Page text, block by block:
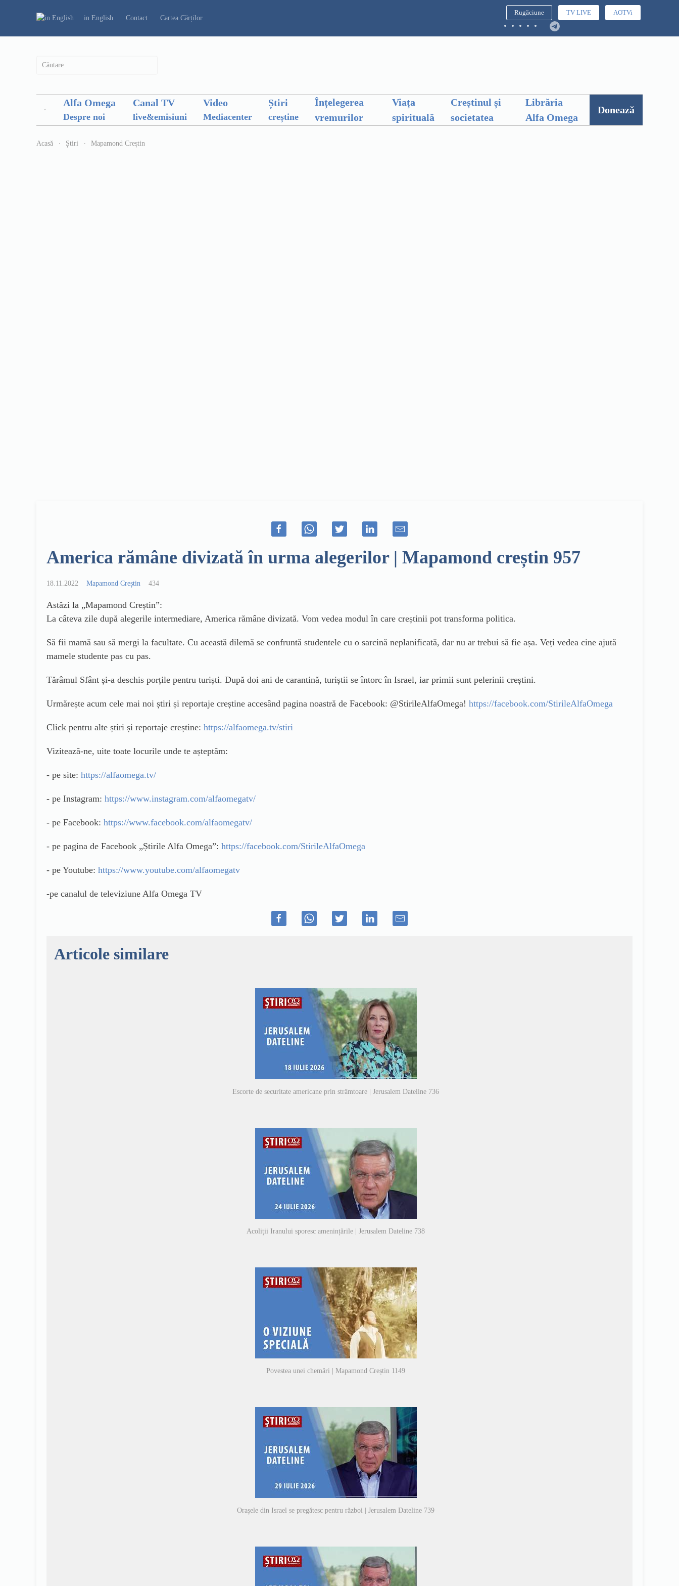
in English Contact Cartea Cărților
Rugăciune TV LIVE AOTVi
Alfa Omega
Despre noi
Canal TV
live&emisiuni
Video
Mediacenter
Știri
creștine
Înțelegerea
vremurilor
Viața
spirituală
Creștinul și
societatea
Librăria
Alfa Omega
Donează
Acasă Știri Mapamond Creștin
America rămâne divizată în urma alegerilor | Mapamond creștin 957
18.11.2022 Mapamond Creștin 434
Astăzi la „Mapamond Creștin”:
La câteva zile după alegerile intermediare, America rămâne divizată. Vom vedea modul în care creștinii pot transforma politica.
Să fii mamă sau să mergi la facultate. Cu această dilemă se confruntă studentele cu o sarcină neplanificată, dar nu ar trebui să fie așa. Veți vedea cine ajută
mamele studente pas cu pas.
Tărâmul Sfânt și-a deschis porțile pentru turiști. După doi ani de carantină, turiștii se întorc în Israel, iar primii sunt pelerinii creștini.
Urmărește acum cele mai noi știri și reportaje creștine accesând pagina noastră de Facebook: @StirileAlfaOmega! https://facebook.com/StirileAlfaOmega
Click pentru alte știri și reportaje creștine: https://alfaomega.tv/stiri
Vizitează-ne, uite toate locurile unde te așteptăm:
- pe site: https://alfaomega.tv/
- pe Instagram: https://www.instagram.com/alfaomegatv/
- pe Facebook: https://www.facebook.com/alfaomegatv/
- pe pagina de Facebook „Știrile Alfa Omega”: https://facebook.com/StirileAlfaOmega
- pe Youtube: https://www.youtube.com/alfaomegatv
-pe canalul de televiziune Alfa Omega TV
Articole similare
Escorte de securitate americane prin strâmtoare | Jerusalem Dateline 736
Acoliții Iranului sporesc amenințările | Jerusalem Dateline 738
Povestea unei chemări | Mapamond Creștin 1149
Orașele din Israel se pregătesc pentru război | Jerusalem Dateline 739